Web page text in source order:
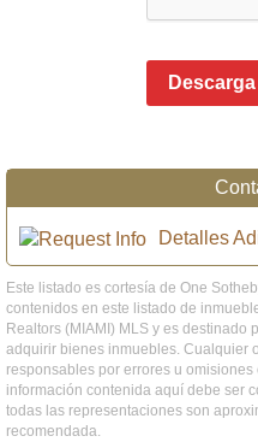
Detalles
Este listado es cortesía de One
contenidos en este listado de
Realtors (MIAMI) MLS y es destinado
adquirir bienes inmuebles. Cualquier
responsables por errores u
información contenida aquí debe ser
todas las representaciones son
recomendada.